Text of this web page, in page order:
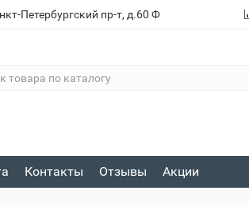
Петербургский пр-т, д.60 Ф
Контакты Отзывы Акции